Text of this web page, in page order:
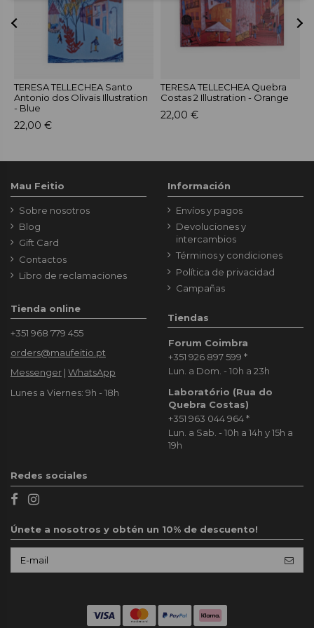
TERESA TELLECHEA Santo
Antonio dos Olivais Illustration
- Blue
22,00 €
TERESA TELLECHEA Quebra
Costas 2 Illustration - Orange
22,00 €
Mau Feitio
Sobre nosotros
Blog
Gift Card
Contactos
Libro de reclamaciones
Información
Envíos y pagos
Devoluciones y
intercambios
Términos y condiciones
Política de privacidad
Campañas
Tienda online
+351 968 779 455
orders@maufeitio.pt
Messenger | WhatsApp
Lunes a Viernes: 9h - 18h
Tiendas
Forum Coimbra
+351 926 897 599 *
Lun. a Dom. - 10h a 23h
Laboratório (Rua do
Quebra Costas)
+351 963 044 964*
Lun. a Sab. - 10h a 14h y 15h a
19h
Redes sociales
Únete a nosotros y obtén un 10% de descuento!